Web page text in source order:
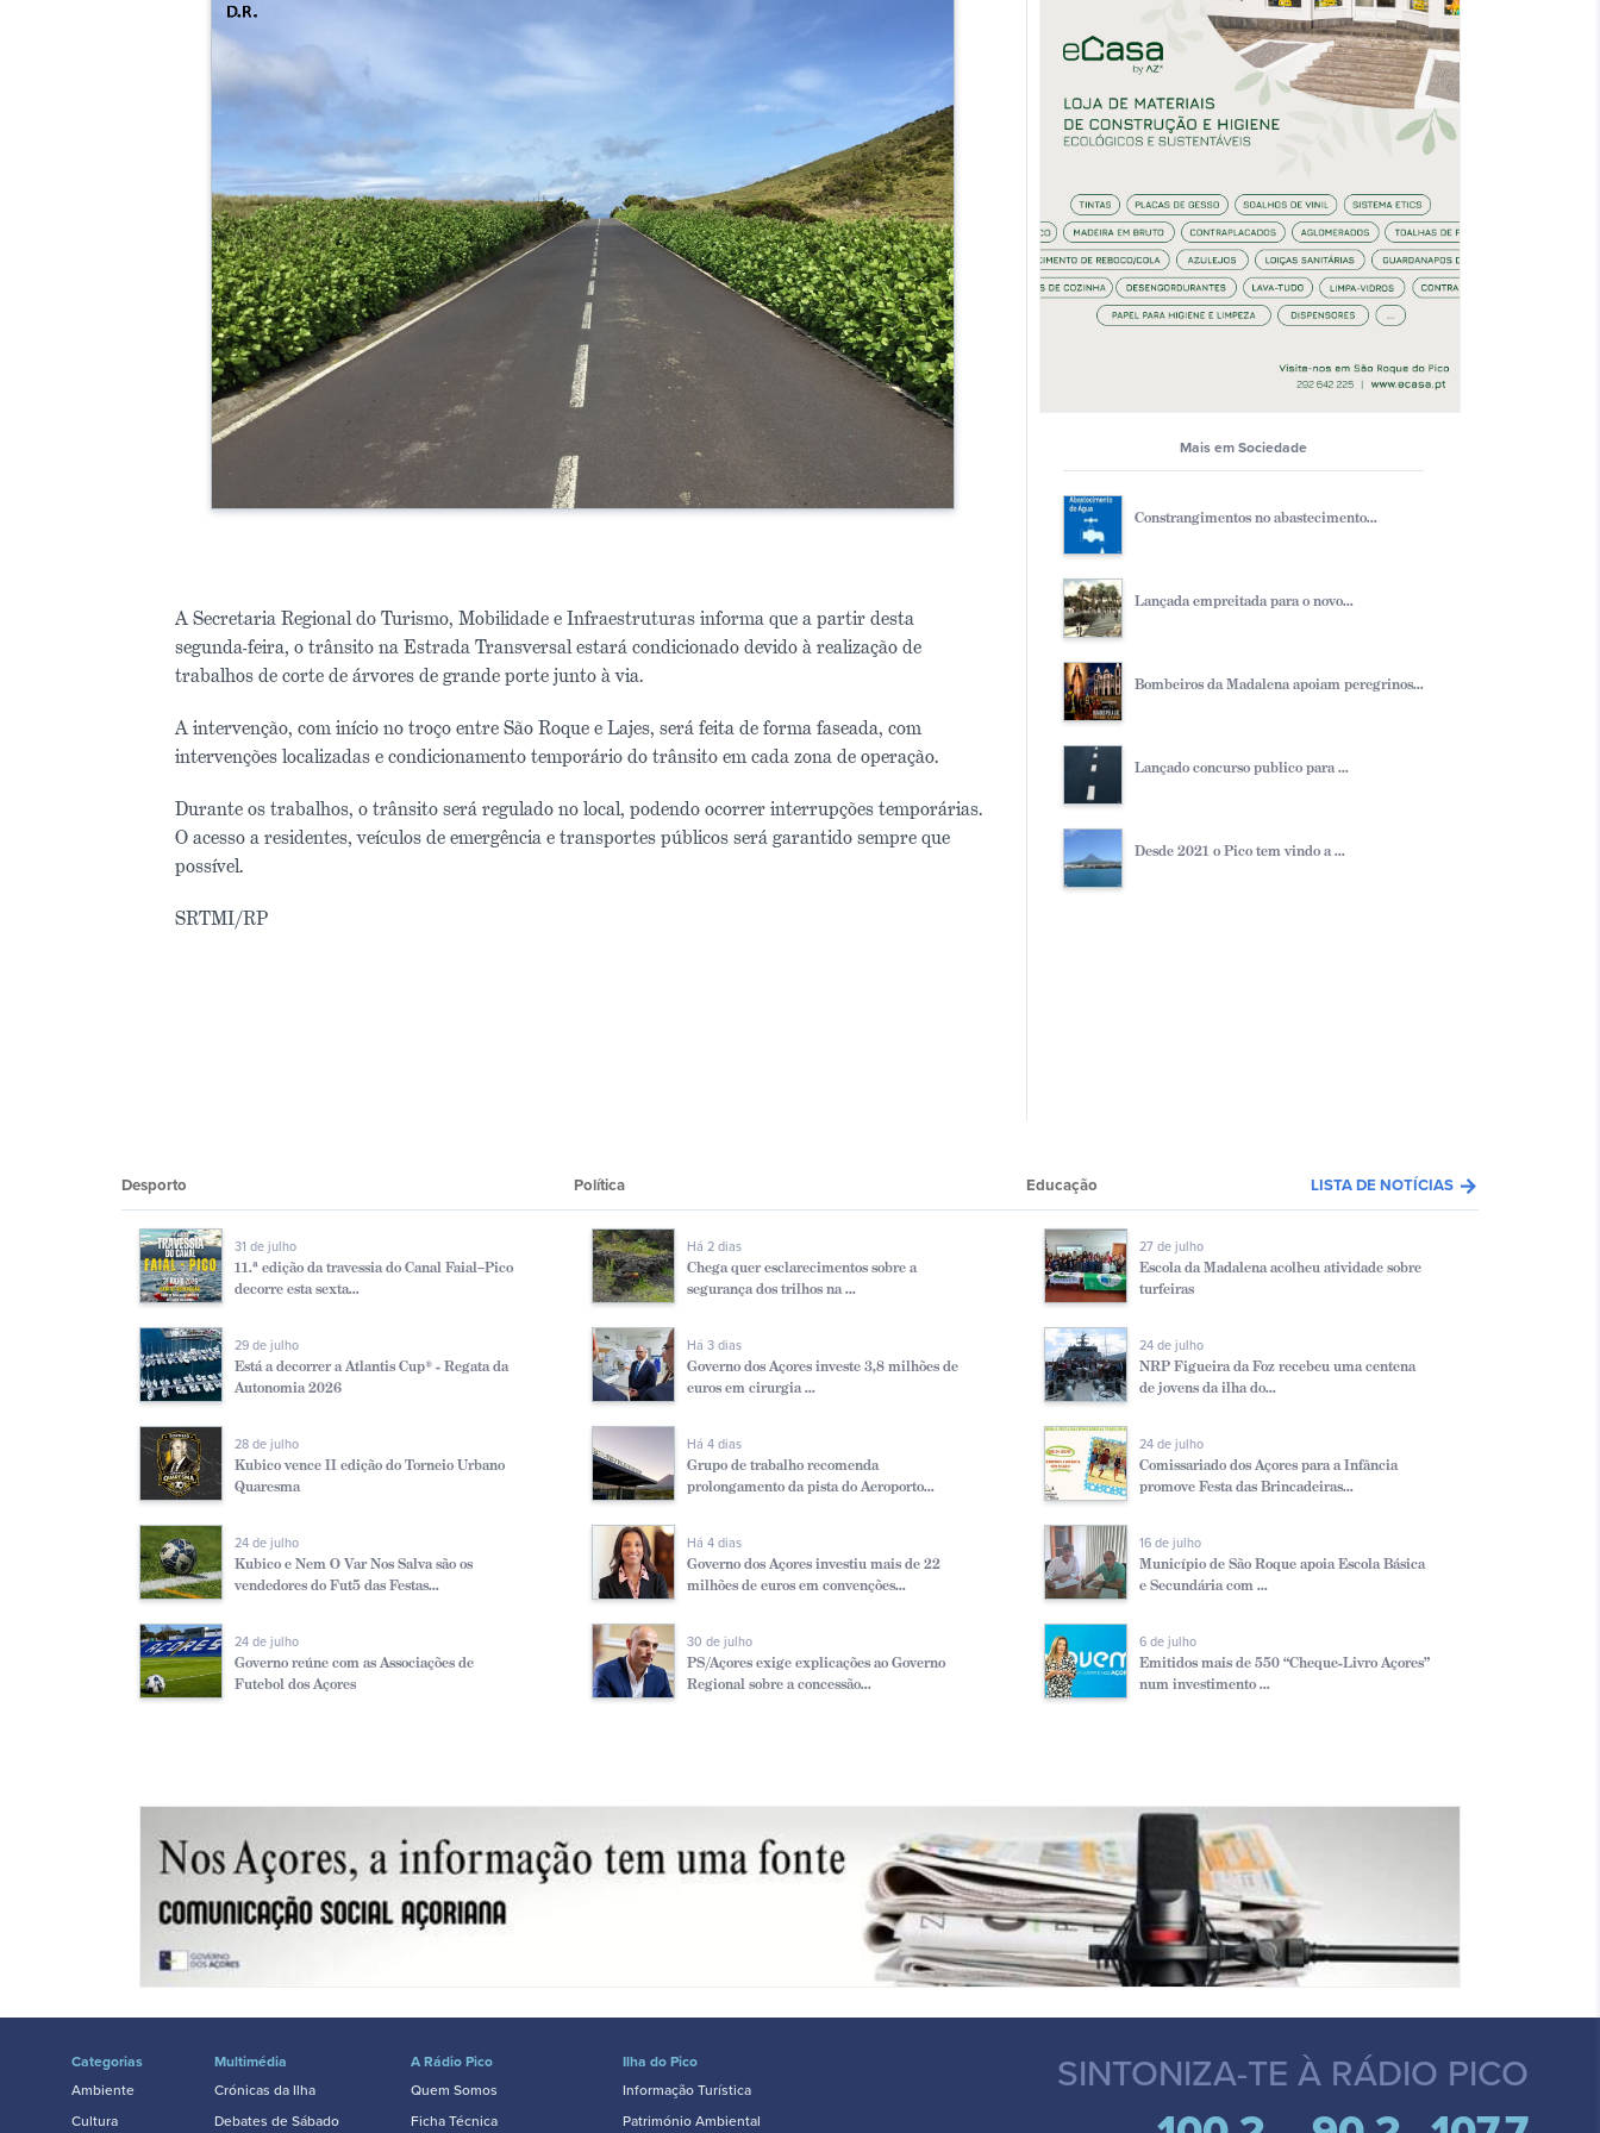
A Secretaria Regional do Turismo, Mobilidade e Infraestruturas informa que a partir desta
segunda-feira, o trânsito na Estrada Transversal estará condicionado devido à realização de
trabalhos de corte de árvores de grande porte junto à via.
A intervenção, com início no troço entre São Roque e Lajes, será feita de forma faseada, com
intervenções localizadas e condicionamento temporário do trânsito em cada zona de operação.
Durante os trabalhos, o trânsito será regulado no local, podendo ocorrer interrupções temporárias.
O acesso a residentes, veículos de emergência e transportes públicos será garantido sempre que
possível.
SRTMI/RP
Mais em Sociedade
Constrangimentos no abastecimento...
Lançada empreitada para o novo...
Bombeiros da Madalena apoiam peregrinos...
Lançado concurso publico para ...
Desde 2021 o Pico tem vindo a ...
Desporto Polí­tica Educação LISTA DE NOTÍCIAS arrow_forward
31 de julho
11.ª edição da travessia do Canal Faial–Pico
decorre esta sexta...
29 de julho
Está a decorrer a Atlantis Cup® - Regata da
Autonomia 2026
28 de julho
Kubico vence II edição do Torneio Urbano
Quaresma
24 de julho
Kubico e Nem O Var Nos Salva são os
vendedores do Fut5 das Festas...
24 de julho
Governo reúne com as Associações de
Futebol dos Açores
Há 2 dias
Chega quer esclarecimentos sobre a
segurança dos trilhos na ...
Há 3 dias
Governo dos Açores investe 3,8 milhões de
euros em cirurgia ...
Há 4 dias
Grupo de trabalho recomenda
prolongamento da pista do Aeroporto...
Há 4 dias
Governo dos Açores investiu mais de 22
milhões de euros em convenções...
30 de julho
PS/Açores exige explicações ao Governo
Regional sobre a concessão...
27 de julho
Escola da Madalena acolheu atividade sobre
turfeiras
24 de julho
NRP Figueira da Foz recebeu uma centena
de jovens da ilha do...
24 de julho
Comissariado dos Açores para a Infância
promove Festa das Brincadeiras...
16 de julho
Município de São Roque apoia Escola Básica
e Secundária com ...
6 de julho
Emitidos mais de 550 “Cheque-Livro Açores”
num investimento ...
Categorias
Ambiente
Cultura
Multimédia
Crónicas da Ilha
Debates de Sábado
A Rádio Pico
Quem Somos
Ficha Técnica
Ilha do Pico
Informação Turística
Património Ambiental
SINTONIZA-TE À RÁDIO PICO